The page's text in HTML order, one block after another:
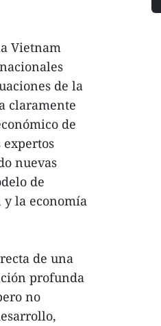
Vietnam
de la
claramente
de
nuevas
de
la economía
de una
profunda
no